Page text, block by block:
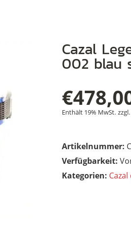
Cazal Legendos Brille Modell 669 Col
002 blau
€
Enthält 19% MwSt. zzgl.
Artikelnummer:
Kategorien: